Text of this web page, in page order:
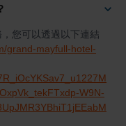
您可以透過以下連結
grand-mayfull-hotel-
W9N-